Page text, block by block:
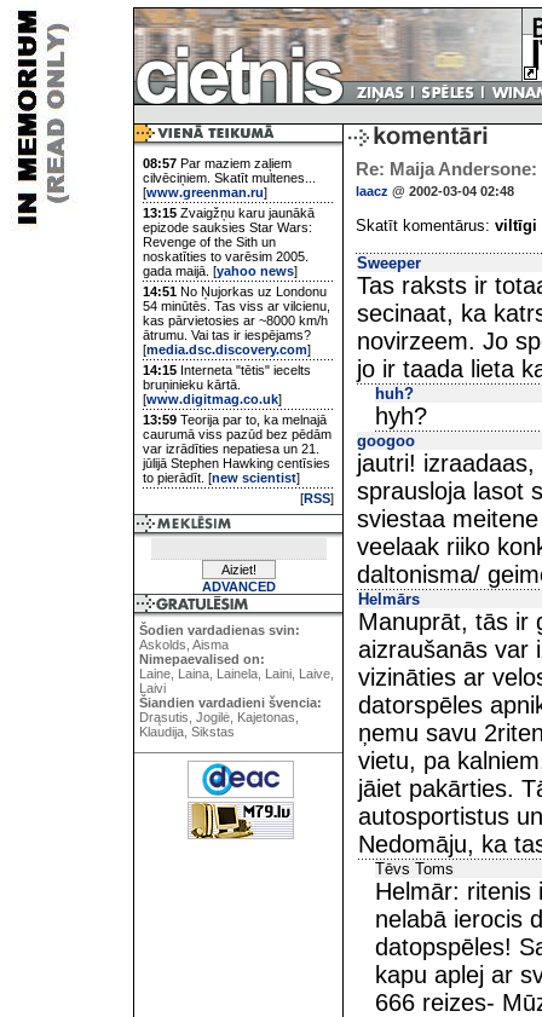
08:57 Par maziem zaļiem
cilvēciņiem. Skatīt multenes...
[www.greenman.ru]
13:15 Zvaigžņu karu jaunākā
epizode sauksies Star Wars:
Revenge of the Sith un
noskatīties to varēsim 2005.
gada maijā. [yahoo news]
14:51 No Ņujorkas uz Londonu
54 minūtēs. Tas viss ar vilcienu,
kas pārvietosies ar ~8000 km/h
ātrumu. Vai tas ir iespējams?
[media.dsc.discovery.com]
14:15 Interneta "tētis" iecelts
bruņinieku kārtā.
[www.digitmag.co.uk]
13:59 Teorija par to, ka melnajā
caurumā viss pazūd bez pēdām
var izrādīties nepatiesa un 21.
jūlijā Stephen Hawking centīsies
to pierādīt. [new scientist]
[RSS]
ADVANCED
Šodien vardadienas svin:
Askolds, Aisma
Nimepaevalised on:
Laine, Laina, Lainela, Laini, Laive,
Laivi
Šiandien vardadieni švencia:
Drąsutis, Jogilė, Kajetonas,
Klaudija, Sikstas
Re: Maija
laacz @ 2002-03-04 02:48
Skatīt komentārus: viltīgi
Sweeper
Tas raksts ir
secinaat, ka
novirzeem. Jo
jo ir taada lieta
huh?
hyh?
googoo
jautri!
sprausloja lasot
sviestaa
veelaak riiko
daltonisma/
Helmārs
Manuprāt, tās ir
aizraušanās var
vizināties ar
datorspēles
ņemu savu
vietu, pa
jāiet pakārties.
autosportistus
Nedomāju, ka
Tēvs Toms
Helmār: ritenis
nelabā ierocis
datopspēles!
kapu aplej ar
666 reizes-